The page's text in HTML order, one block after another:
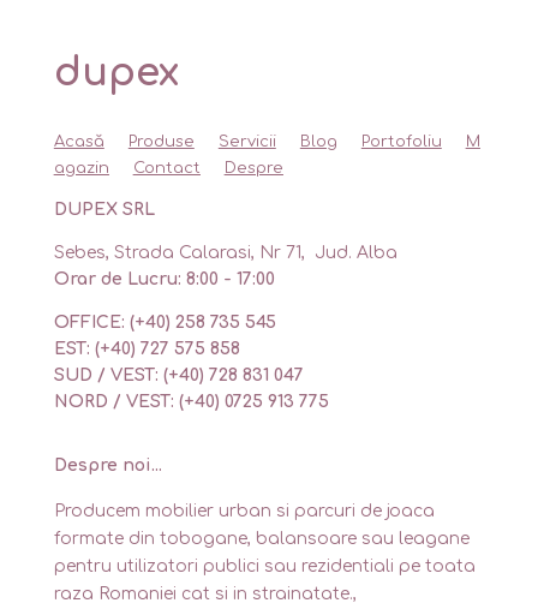
dupex
Acasă Produse Servicii Blog Portofoliu
M
agazin
Contact Despre
DUPEX SRL
Sebes, Strada Calarasi, Nr 71, Jud. Alba
Orar de Lucru: 8:00 - 17:00
OFFICE: (+40) 258 735 545
EST: (+40) 727 575 858
SUD / VEST: (+40) 728 831 047
NORD / VEST: (+40) 0725 913 775
Despre noi...
Producem mobilier urban si parcuri de joaca
formate din tobogane, balansoare sau leagane
pentru utilizatori publici sau rezidentiali pe toata
raza Romaniei cat si in strainatate.,